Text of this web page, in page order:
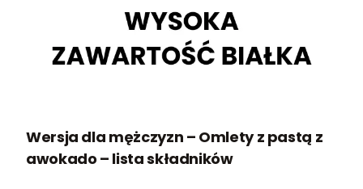
Wersja dla mężczyzn – Omlety z pastą z
awokado – lista składników